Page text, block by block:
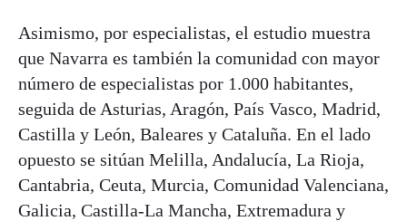
Asimismo, por especialistas, el estudio muestra
que Navarra es también la comunidad con mayor
número de especialistas por 1.000 habitantes,
seguida de Asturias, Aragón, País Vasco, Madrid,
Castilla y León, Baleares y Cataluña. En el lado
opuesto se sitúan Melilla, Andalucía, La Rioja,
Cantabria, Ceuta, Murcia, Comunidad Valenciana,
Galicia, Castilla-La Mancha, Extremadura y